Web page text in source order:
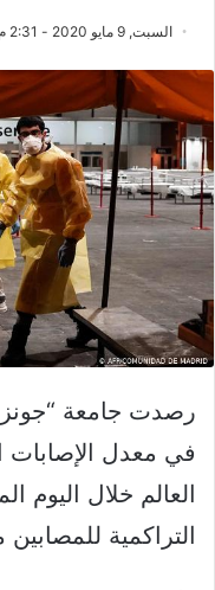
السبت, 9 مايو 2020 - 2:31 م
رصدت جامعة “جونز
في معدل الإصابات
العالم خلال اليوم
التراكمية للمصابين من 4